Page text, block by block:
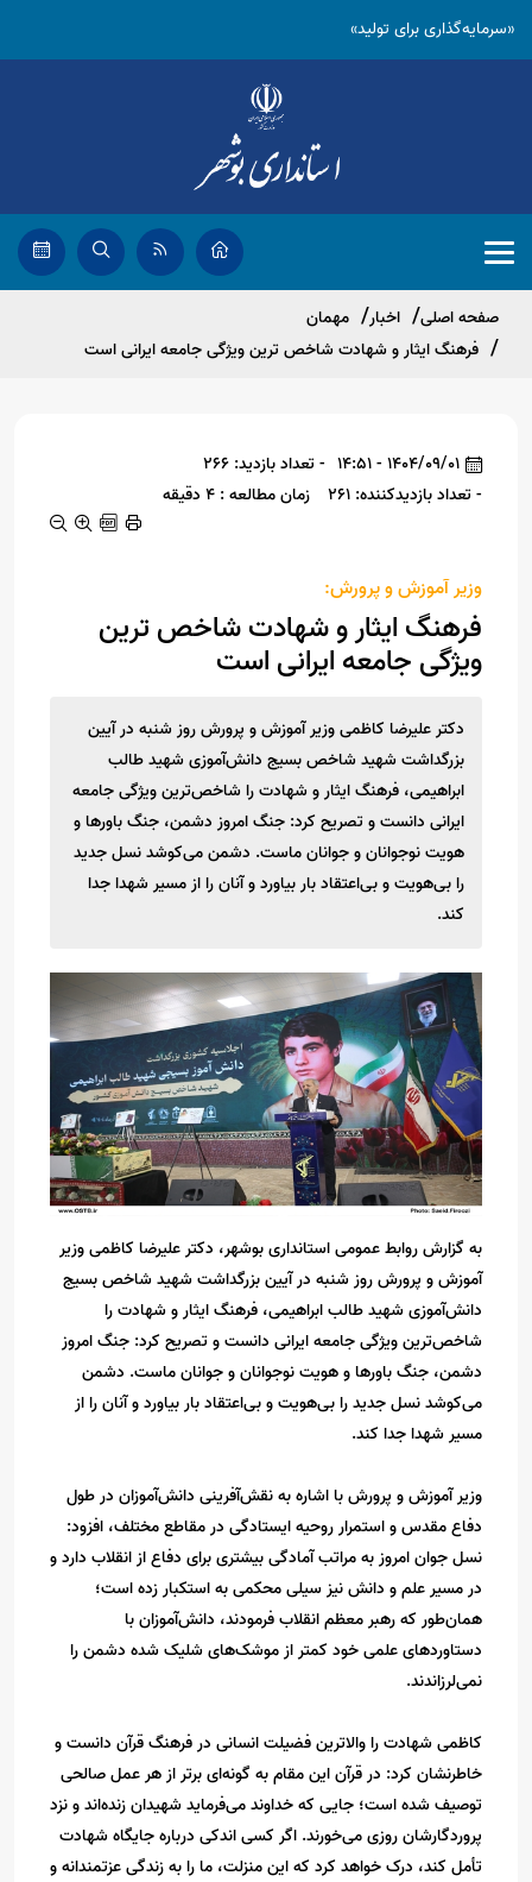
«سرمایه‌گذاری برای تولید»
صفحه اصلی اخبار
مهمان
فرهنگ ایثار و شهادت شاخص ترین ویژگی جامعه ایرانی است
1404/09/01 - 14:51
- تعداد بازدید: 266
- تعداد بازدیدکننده: 261
زمان مطالعه : 4 دقیقه
وزیر آموزش و پرورش:
فرهنگ ایثار و شهادت شاخص ترین
ویژگی جامعه ایرانی است
دکتر علیرضا کاظمی وزیر آموزش و پرورش روز شنبه در آیین
بزرگداشت شهید شاخص بسیج دانش‌آموزی شهید طالب
ابراهیمی، فرهنگ ایثار و شهادت را شاخص‌ترین ویژگی جامعه
ایرانی دانست و تصریح کرد: جنگ امروز دشمن، جنگ باورها و
هویت نوجوانان و جوانان ماست. دشمن می‌کوشد نسل جدید
را بی‌هویت و بی‌اعتقاد بار بیاورد و آنان را از مسیر شهدا جدا
کند.
به گزارش روابط عمومی استانداری بوشهر، دکتر علیرضا کاظمی وزیر
آموزش و پرورش روز شنبه در آیین بزرگداشت شهید شاخص بسیج
دانش‌آموزی شهید طالب ابراهیمی، فرهنگ ایثار و شهادت را
شاخص‌ترین ویژگی جامعه ایرانی دانست و تصریح کرد: جنگ امروز
دشمن، جنگ باورها و هویت نوجوانان و جوانان ماست. دشمن
می‌کوشد نسل جدید را بی‌هویت و بی‌اعتقاد بار بیاورد و آنان را از
مسیر شهدا جدا کند.
وزیر آموزش و پرورش با اشاره به نقش‌آفرینی دانش‌آموزان در طول
دفاع مقدس و استمرار روحیه ایستادگی در مقاطع مختلف، افزود:
نسل جوان امروز به مراتب آمادگی بیشتری برای دفاع از انقلاب دارد و
در مسیر علم و دانش نیز سیلی محکمی به استکبار زده است؛
همان‌طور که رهبر معظم انقلاب فرمودند، دانش‌آموزان با
دستاوردهای علمی خود کمتر از موشک‌های شلیک شده دشمن را
نمی‌لرزاندند.
کاظمی شهادت را والاترین فضیلت انسانی در فرهنگ قرآن دانست و
خاطرنشان کرد: در قرآن این مقام به گونه‌ای برتر از هر عمل صالحی
توصیف شده است؛ جایی که خداوند می‌فرماید شهیدان زنده‌اند و نزد
پروردگارشان روزی می‌خورند. اگر کسی اندکی درباره جایگاه شهادت
تأمل کند، درک خواهد کرد که این منزلت، ما را به زندگی عزتمندانه و